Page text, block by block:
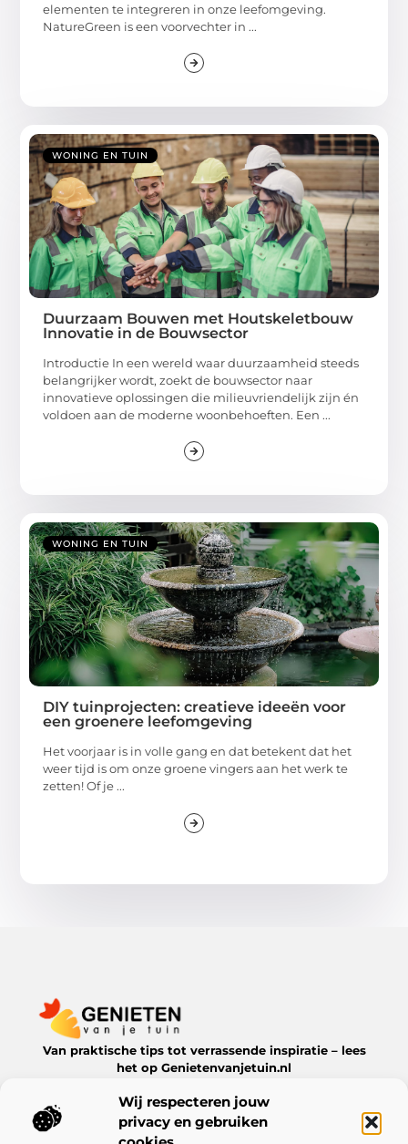
Wij respecteren jouw
privacy en gebruiken
elementen te integreren in onze leefomgeving.
NatureGreen is een voorvechter in ...
WONING EN TUIN
Duurzaam Bouwen met Houtskeletbouw
Innovatie in de Bouwsector
Introductie In een wereld waar duurzaamheid steeds
belangrijker wordt, zoekt de bouwsector naar
innovatieve oplossingen die milieuvriendelijk zijn én
voldoen aan de moderne woonbehoeften. Een ...
WONING EN TUIN
DIY tuinprojecten: creatieve ideeën voor
een groenere leefomgeving
Het voorjaar is in volle gang en dat betekent dat het
weer tijd is om onze groene vingers aan het werk te
zetten! Of je ...
Van praktische tips tot verrassende inspiratie – lees
het op Genietenvanjetuin.nl
leefomgeving te bieden heeft.
Bericht categorie